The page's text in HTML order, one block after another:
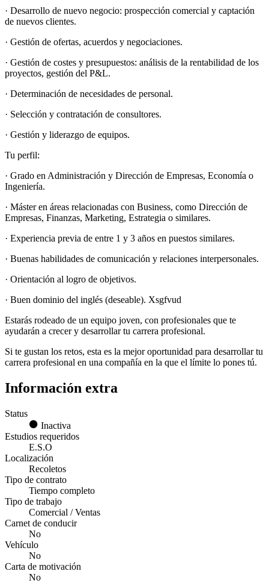
· Desarrollo de nuevo negocio: prospección comercial y captación
de nuevos clientes.
· Gestión de ofertas, acuerdos y negociaciones.
· Gestión de costes y presupuestos: análisis de la rentabilidad de los
proyectos, gestión del P&L.
· Determinación de necesidades de personal.
· Selección y contratación de consultores.
· Gestión y liderazgo de equipos.
Tu perfil:
· Grado en Administración y Dirección de Empresas, Economía o
Ingeniería.
· Máster en áreas relacionadas con Business, como Dirección de
Empresas, Finanzas, Marketing, Estrategia o similares.
· Experiencia previa de entre 1 y 3 años en puestos similares.
· Buenas habilidades de comunicación y relaciones interpersonales.
· Orientación al logro de objetivos.
· Buen dominio del inglés (deseable). Xsgfvud
Estarás rodeado de un equipo joven, con profesionales que te
ayudarán a crecer y desarrollar tu carrera profesional.
Si te gustan los retos, esta es la mejor oportunidad para desarrollar tu
carrera profesional en una compañía en la que el límite lo pones tú.
Información extra
Status
Inactiva
Estudios requeridos
E.S.O
Localización
Recoletos
Tipo de contrato
Tiempo completo
Tipo de trabajo
Comercial / Ventas
Carnet de conducir
No
Vehículo
No
Carta de motivación
No